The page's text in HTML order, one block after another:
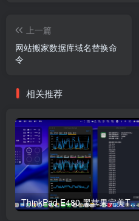
上一篇
网站搬家数据库域名替换命
令
相关推荐
ThinkPad E480 黑苹果完美Tahoe的EFI分享（2026.03.01更新）